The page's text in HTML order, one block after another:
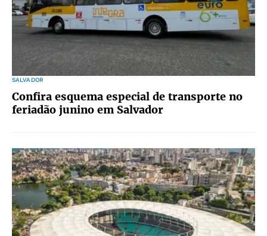
SALVADOR
Confira esquema especial de transporte no
feriadão junino em Salvador